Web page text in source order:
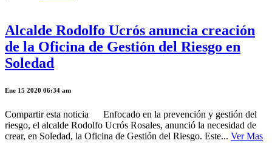
Alcalde Rodolfo Ucrós anuncia creación
de la Oficina de Gestión del Riesgo en
Soledad
Ene 15 2020 06:34 am
Compartir esta noticia Enfocado en la prevención y gestión del
riesgo, el alcalde Rodolfo Ucrós Rosales, anunció la necesidad de
crear, en Soledad, la Oficina de Gestión del Riesgo. Este... Ver Mas